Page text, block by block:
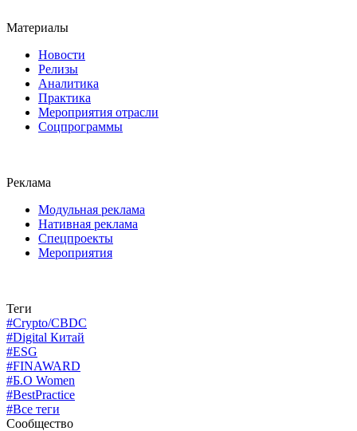
Материалы
Новости
Релизы
Аналитика
Практика
Мероприятия отрасли
Соцпрограммы
Реклама
Модульная реклама
Нативная реклама
Спецпроекты
Мероприятия
Теги
#Crypto/CBDC
#Digital Китай
#ESG
#FINAWARD
#Б.О Women
#BestPractice
#Все теги
Сообщество